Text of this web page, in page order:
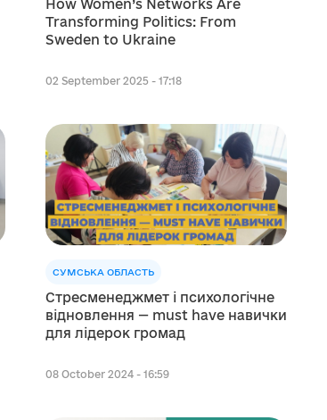
How Women’s Networks Are
Transforming Politics: From
Sweden to Ukraine
02 September 2025 - 17:18
СУМСЬКА ОБЛАСТЬ
Стресменеджмет і психологічне
відновлення — must have навички
для лідерок громад
08 October 2024 - 16:59